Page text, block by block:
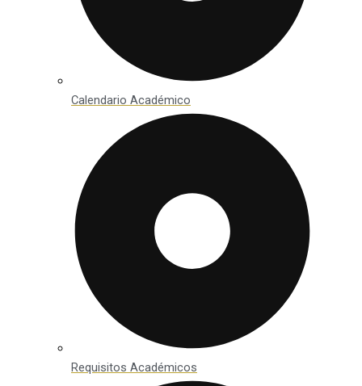
Calendario Académico
Requisitos Académicos